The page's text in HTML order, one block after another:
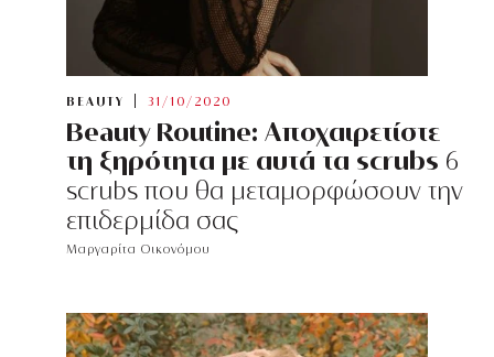
BEAUTY 31/10/2020
Beauty Routine: Αποχαιρετίστε
τη ξηρότητα με αυτά τα scrubs 6
scrubs που θα μεταμορφώσουν την
επιδερμίδα σας
Μαργαρίτα Οικονόμου